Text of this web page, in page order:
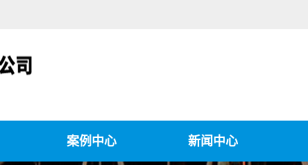
案例中心 新闻中心